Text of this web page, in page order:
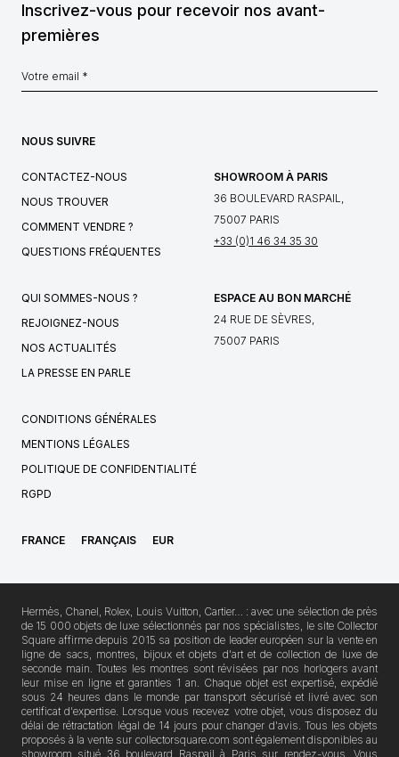
Inscrivez-vous pour recevoir nos avant-
premières
NOUS SUIVRE
CONTACTEZ-NOUS
NOUS TROUVER
COMMENT VENDRE ?
QUESTIONS FRÉQUENTES
SHOWROOM À PARIS
36 BOULEVARD RASPAIL,
75007 PARIS
+33 (0)1 46 34 35 30
QUI SOMMES-NOUS ?
REJOIGNEZ-NOUS
NOS ACTUALITÉS
LA PRESSE EN PARLE
ESPACE AU BON MARCHÉ
24 RUE DE SÈVRES,
75007 PARIS
CONDITIONS GÉNÉRALES
MENTIONS LÉGALES
POLITIQUE DE CONFIDENTIALITÉ
RGPD
FRANCE FRANÇAIS EUR
Hermès, Chanel, Rolex, Louis Vuitton, Cartier… : avec une sélection de près
de 15 000 objets de luxe sélectionnés par nos spécialistes, le site Collector
Square affirme depuis 2015 sa position de leader européen sur la vente en
ligne de sacs, montres, bijoux et objets d'art et de collection de luxe de
seconde main. Toutes les montres sont révisées par nos horlogers avant
leur mise en ligne et garanties 1 an. Chaque objet est expertisé, expédié
sous 24 heures dans le monde par transport sécurisé et livré avec son
certificat d'expertise. Lorsque vous recevez votre objet, vous disposez du
délai de rétractation légal de 14 jours pour changer d'avis. Tous les objets
proposés à la vente sur collectorsquare.com sont également disponibles au
showroom situé 36 boulevard Raspail à Paris sur rendez-vous. Vous